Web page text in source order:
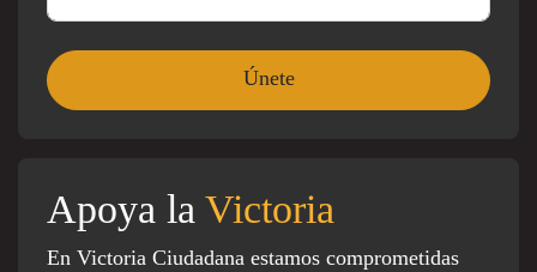
Apoya la Victoria
En Victoria Ciudadana estamos comprometidas